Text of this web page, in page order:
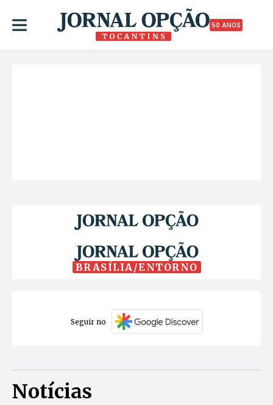
50 ANOS
BRASÍLIA/ENTORNO
Seguir no
Notícias